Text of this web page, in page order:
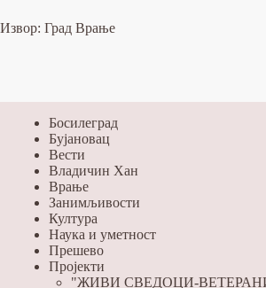
Извор: Град Врање
Босилеград
Бујановац
Вести
Владичин Хан
Врање
Занимљивости
Култура
Наука и уметност
Прешево
Пројекти
"ЖИВИ СВЕДОЦИ-